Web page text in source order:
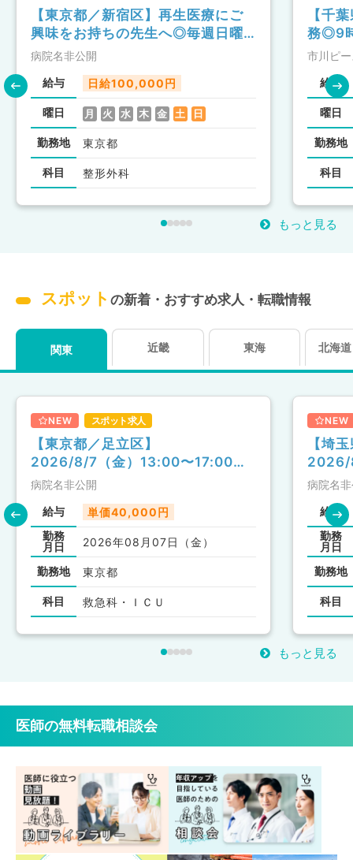
【東京都／新宿区】再生医療にご
興味をお持ちの先生へ◎毎週日曜日
のご勤務・日給10万円の専門外来
（整形外科／非常勤）
病院名非公開
給与
日給100,000円
曜日 月 火 水 木 金 土 日
勤務地 東京都
科目 整形外科
【千
務◎9
時給1
勤）
市川ピ
給与
曜日
勤務地
科目
もっと見る
スポット の新着・おすすめ求人・転職情報
関東 近畿 東海 北海
NEW スポット求人
【東京都／足立区】
2026/8/7（金）13:00〜17:00／
40,000円／救急対応／救急科
病院名非公開
給与
単価40,000円
勤務
月日
2026年08月07日（金）
勤務地 東京都
科目 救急科・ＩＣＵ
NEW
【埼
2026/
／科
病院名
給与
勤務
月日
勤務地
科目
もっと見る
医師の無料転職相談会